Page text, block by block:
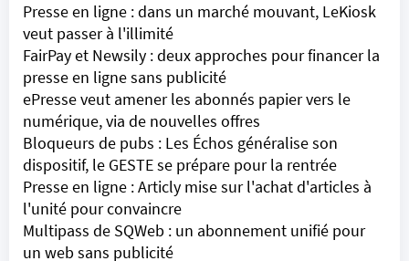
Presse en ligne : dans un marché mouvant, LeKiosk
veut passer à l'illimité
FairPay et Newsily : deux approches pour financer la
presse en ligne sans publicité
ePresse veut amener les abonnés papier vers le
numérique, via de nouvelles offres
Bloqueurs de pubs : Les Échos généralise son
dispositif, le GESTE se prépare pour la rentrée
Presse en ligne : Articly mise sur l'achat d'articles à
l'unité pour convaincre
Multipass de SQWeb : un abonnement unifié pour
un web sans publicité